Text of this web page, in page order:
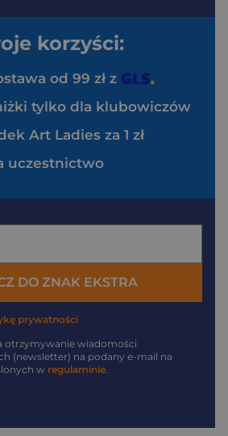
korzyści:
od 99 zł z
tylko dla klubowiczów
Art Ladies za 1 zł
uczestnictwo
DO ZNAK EKSTRA
prywatności
otrzymywanie wiadomości
(newsletter) na podany e-mail na
w regulaminie